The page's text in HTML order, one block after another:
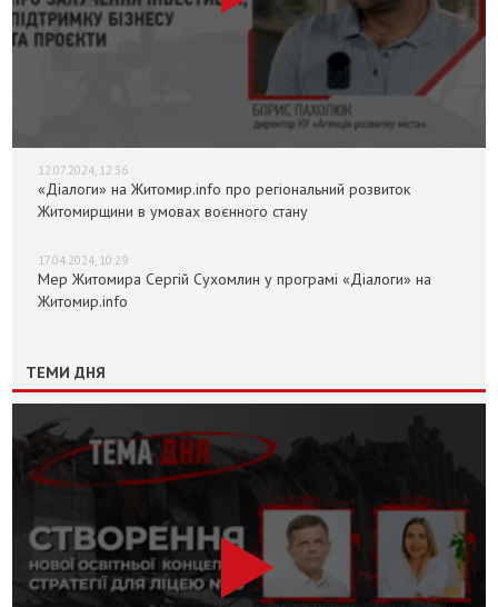
12.07.2024, 12:36
«Діалоги» на Житомир.info про регіональний розвиток
Житомирщини в умовах воєнного стану
17.04.2024, 10:29
Мер Житомира Сергій Сухомлин у програмі «Діалоги» на
Житомир.info
ТЕМИ ДНЯ